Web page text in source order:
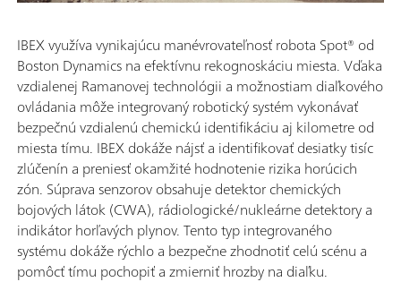
IBEX využíva vynikajúcu manévrovateľnosť robota Spot® od
Boston Dynamics na efektívnu rekognoskáciu miesta. Vďaka
vzdialenej Ramanovej technológii a možnostiam diaľkového
ovládania môže integrovaný robotický systém vykonávať
bezpečnú vzdialenú chemickú identifikáciu aj kilometre od
miesta tímu. IBEX dokáže nájsť a identifikovať desiatky tisíc
zlúčenín a preniesť okamžité hodnotenie rizika horúcich
zón. Súprava senzorov obsahuje detektor chemických
bojových látok (CWA), rádiologické/nukleárne detektory a
indikátor horľavých plynov. Tento typ integrovaného
systému dokáže rýchlo a bezpečne zhodnotiť celú scénu a
pomôcť tímu pochopiť a zmierniť hrozby na diaľku.